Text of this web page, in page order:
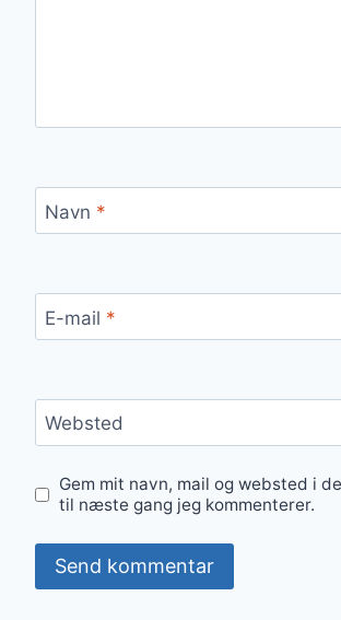
Navn *
E-mail *
Websted
Gem mit navn, mail og websted i
til næste gang jeg kommenterer.